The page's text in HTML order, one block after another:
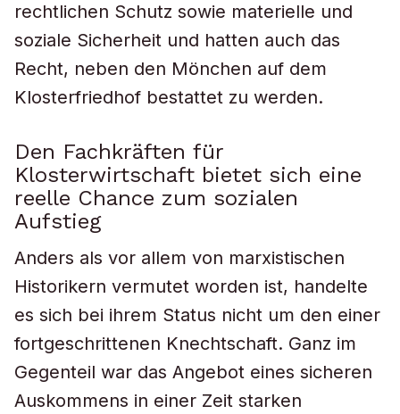
rechtlichen Schutz sowie materielle und
soziale Sicherheit und hatten auch das
Recht, neben den Mönchen auf dem
Klosterfriedhof bestattet zu werden.
Den Fachkräften für
Klosterwirtschaft bietet sich eine
reelle Chance zum sozialen
Aufstieg
Anders als vor allem von marxistischen
Historikern vermutet worden ist, handelte
es sich bei ihrem Status nicht um den einer
fortgeschrittenen Knechtschaft. Ganz im
Gegenteil war das Angebot eines sicheren
Auskommens in einer Zeit starken